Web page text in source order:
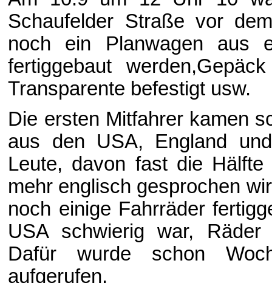
Schaufelder Straße vor
noch ein Planwagen aus
fertiggebaut
Transparente befestigt usw.
Die ersten Mitfahrer kamen
aus den USA, England
Leute, davon fast die
mehr englisch gesprochen
noch einige Fahrräder
USA schwierig war,
Dafür wurde schon
aufgerufen.